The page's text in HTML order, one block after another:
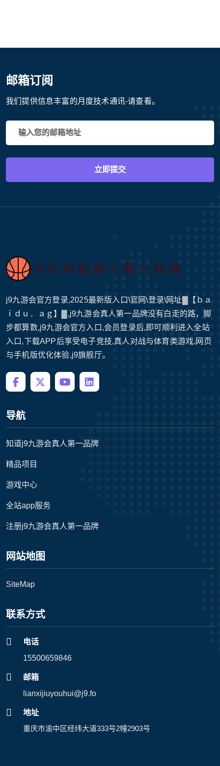
邮箱订阅
我们提供信息丰富的月度技术通讯-请查看。
立即提交
j9九游会官方登录,2025最新版入口\官网\登录\网址▓【ｂａ
ｉｄｕ．ａｇ】▓,j9九游会真人第一品牌没有白走的路，脚
步都算数,j9九游会官方入口,会员登录后,即可顺利进入全站
入口,下载APP后享受电子竞技,真人对战与体育类游戏,网页
与手机版优化体验,j9旗舰厅。
导航
知道j9九游会真人第一品牌
精品项目
游戏中心
全站app服务
注册j9九游会真人第一品牌
网站地图
SiteMap
联系方式
电话
15500659846
邮箱
lianxijiuyouhui@j9.fo
地址
重庆市渝中区经纬大道333号2幢2903号